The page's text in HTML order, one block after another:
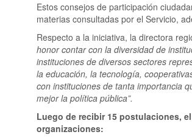
Estos consejos de participación
materias consultadas por el Servicio,
Respecto a la iniciativa, la directora
honor contar con la diversidad de
instituciones de diversos sectores
la educación, la tecnología,
con instituciones de tanta importancia
mejor la política pública”.
Luego de recibir 15 postulaciones,
organizaciones: